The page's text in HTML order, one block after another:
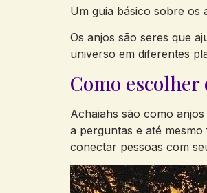
Um guia básico sobre os
Os anjos são seres que
universo em diferentes
Como escolher
Achaiahs são como
a perguntas e até
conectar pessoas com